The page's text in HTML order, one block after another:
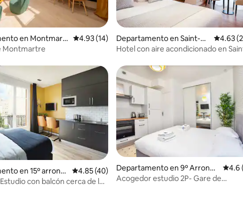
de 5; 34 evaluaciones
en Montmartr Calificación promedio: 4.93 de 5; 14 evaluaciones
4.93 (14)
Montmartre
Departamento en Saint-O
uen
4.63
Hotel con aire acondicionado en
en 15º arrondi
París
Calificación promedio: 4.85 de 5; 40 evaluaciones
4.85 (40)
con balcón cerca de la
Departamento en 9º Arrondi
ssement
4.6
Acogedor estudio 2P- Gare de